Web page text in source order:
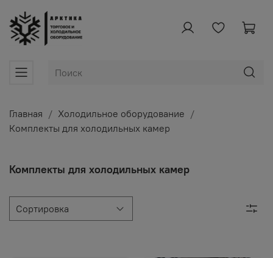
Главная
Холодильное оборудование
Комплекты для холодильных камер
Комплекты для холодильных камер